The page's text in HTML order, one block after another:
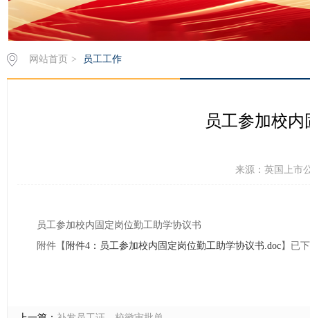
网站首页 > 员工工作
员工参加校
来源：英国上市
员工参加校内固定岗位勤工助学协议书
附件【 附件4：员工参加校内固定岗位勤工助学协议书.doc】已